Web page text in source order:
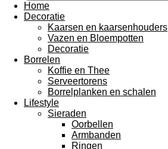
Home
Decoratie
Kaarsen en kaarsenhouders
Vazen en Bloempotten
Decoratie
Borrelen
Koffie en Thee
Serveertorens
Borrelplanken en schalen
Lifestyle
Sieraden
Oorbellen
Armbanden
Ringen